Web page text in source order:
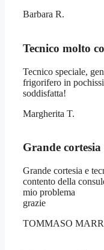
Barbara R.
Tecnico molto
Tecnico speciale,
frigorifero in
soddisfatta!
Margherita T.
Grande
Grande cortesia e
contento della
mio problema
grazie
TOMMASO